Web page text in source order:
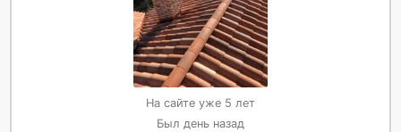
На сайте уже 5 лет
Был день назад